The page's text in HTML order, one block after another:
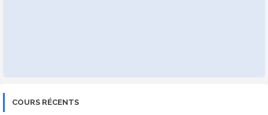
COURS RÉCENTS